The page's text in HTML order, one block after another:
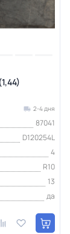
2-4 дня
87041
D120254L
4
R10
13
да